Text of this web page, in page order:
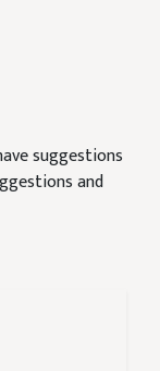
suggestions
and